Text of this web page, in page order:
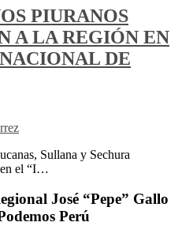
PIURANOS
A LA REGIÓN EN
DE
Sullana y Sechura
en el “I…
José “Pepe” Gallo
Perú